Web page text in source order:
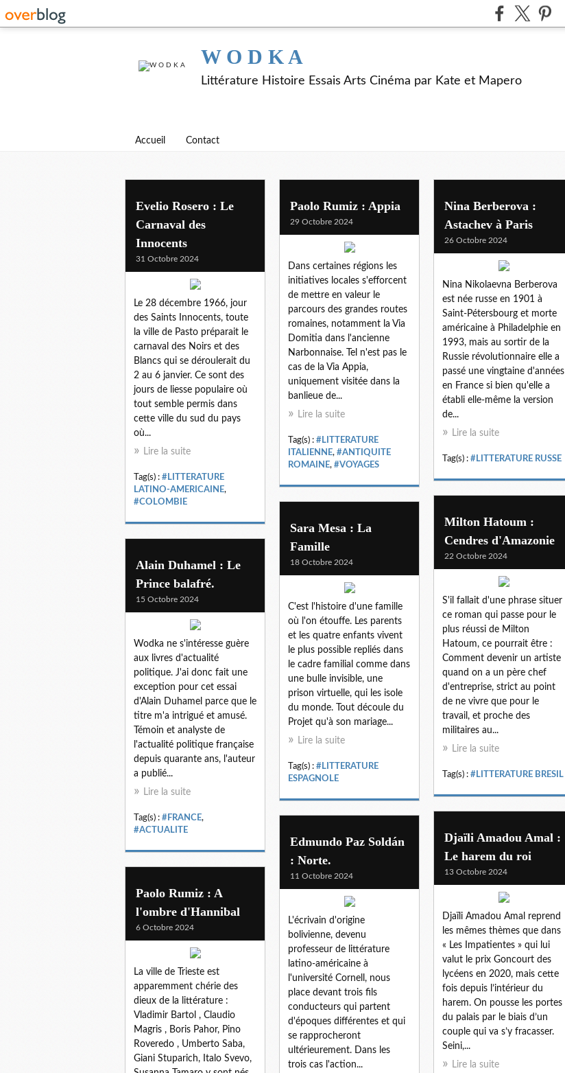
W O D K A
Littérature Histoire Essais Arts Cinéma par Kate et Mapero
Accueil Contact
Evelio Rosero : Le
Carnaval des
Innocents
31 Octobre 2024
Le 28 décembre 1966, jour
des Saints Innocents, toute
la ville de Pasto préparait le
carnaval des Noirs et des
Blancs qui se déroulerait du
2 au 6 janvier. Ce sont des
jours de liesse populaire où
tout semble permis dans
cette ville du sud du pays
où...
Lire la suite
Tag(s) : #LITTERATURE
LATINO-AMERICAINE,
#COLOMBIE
Paolo Rumiz : Appia
29 Octobre 2024
Dans certaines régions les
initiatives locales s'efforcent
de mettre en valeur le
parcours des grandes routes
romaines, notamment la Via
Domitia dans l'ancienne
Narbonnaise. Tel n'est pas le
cas de la Via Appia,
uniquement visitée dans la
banlieue de...
Lire la suite
Tag(s) : #LITTERATURE
ITALIENNE, #ANTIQUITE
ROMAINE, #VOYAGES
Nina Berberova :
Astachev à Paris
26 Octobre 2024
Nina Nikolaevna Berberova
est née russe en 1901 à
Saint-Pétersbourg et morte
américaine à Philadelphie en
1993, mais au sortir de la
Russie révolutionnaire elle a
passé une vingtaine d'années
en France si bien qu'elle a
établi elle-même la version
de...
Lire la suite
Tag(s) : #LITTERATURE RUSSE
Milton Hatoum :
Cendres d'Amazonie
22 Octobre 2024
S'il fallait d'une phrase situer
ce roman qui passe pour le
plus réussi de Milton
Hatoum, ce pourrait être :
Comment devenir un artiste
quand on a un père chef
d'entreprise, strict au point
de ne vivre que pour le
travail, et proche des
militaires au...
Lire la suite
Tag(s) : #LITTERATURE BRESIL
Sara Mesa : La
Famille
18 Octobre 2024
C'est l'histoire d'une famille
où l'on étouffe. Les parents
et les quatre enfants vivent
le plus possible repliés dans
le cadre familial comme dans
une bulle invisible, une
prison virtuelle, qui les isole
du monde. Tout découle du
Projet qu'à son mariage...
Lire la suite
Tag(s) : #LITTERATURE
ESPAGNOLE
Alain Duhamel : Le
Prince balafré.
15 Octobre 2024
Wodka ne s'intéresse guère
aux livres d'actualité
politique. J'ai donc fait une
exception pour cet essai
d'Alain Duhamel parce que le
titre m'a intrigué et amusé.
Témoin et analyste de
l'actualité politique française
depuis quarante ans, l'auteur
a publié...
Lire la suite
Tag(s) : #FRANCE,
#ACTUALITE
Djaïli Amadou Amal :
Le harem du roi
13 Octobre 2024
Djaïli Amadou Amal reprend
les mêmes thèmes que dans
« Les Impatientes » qui lui
valut le prix Goncourt des
lycéens en 2020, mais cette
fois depuis l’intérieur du
harem. On pousse les portes
du palais par le biais d’un
couple qui va s’y fracasser.
Seini,...
Lire la suite
Edmundo Paz Soldán
: Norte.
11 Octobre 2024
L'écrivain d'origine
bolivienne, devenu
professeur de littérature
latino-américaine à
l'université Cornell, nous
place devant trois fils
conducteurs qui partent
d'époques différentes et qui
se rapprocheront
ultérieurement. Dans les
trois cas l'action...
Paolo Rumiz : A
l'ombre d'Hannibal
6 Octobre 2024
La ville de Trieste est
apparemment chérie des
dieux de la littérature :
Vladimir Bartol , Claudio
Magris , Boris Pahor, Pino
Roveredo , Umberto Saba,
Giani Stuparich, Italo Svevo,